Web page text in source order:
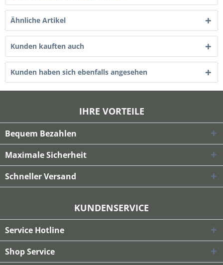
Ähnliche Artikel
Kunden kauften auch
Kunden haben sich ebenfalls angesehen
IHRE VORTEILE
Bequem Bezahlen
Maximale Sicherheit
Schneller Versand
KUNDENSERVICE
Service Hotline
Shop Service